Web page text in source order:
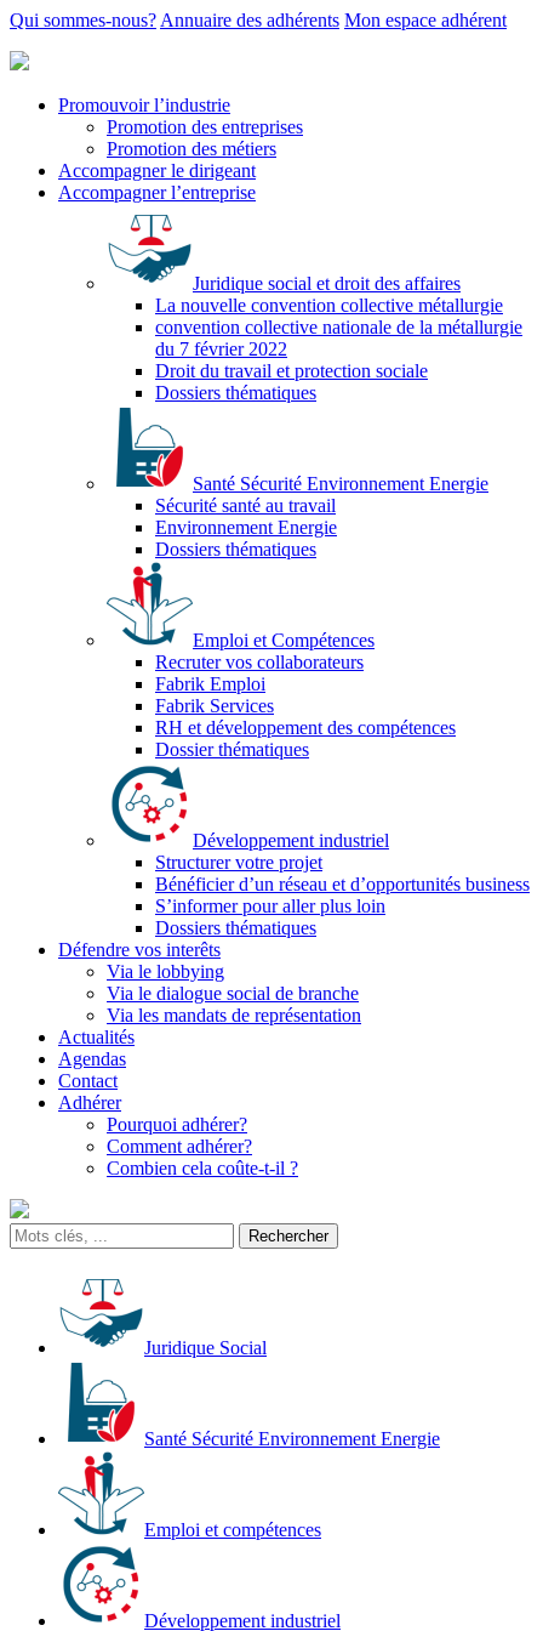
Qui sommes-nous? Annuaire des adhérents Mon espace adhérent
Promouvoir l’industrie
Promotion des entreprises
Promotion des métiers
Accompagner le dirigeant
Accompagner l’entreprise
Juridique social et droit des affaires
La nouvelle convention collective métallurgie
convention collective nationale de la métallurgie
du 7 février 2022
Droit du travail et protection sociale
Dossiers thématiques
Santé Sécurité Environnement Energie
Sécurité santé au travail
Environnement Energie
Dossiers thématiques
Emploi et Compétences
Recruter vos collaborateurs
Fabrik Emploi
Fabrik Services
RH et développement des compétences
Dossier thématiques
Développement industriel
Structurer votre projet
Bénéficier d’un réseau et d’opportunités business
S’informer pour aller plus loin
Dossiers thématiques
Défendre vos interêts
Via le lobbying
Via le dialogue social de branche
Via les mandats de représentation
Actualités
Agendas
Contact
Adhérer
Pourquoi adhérer?
Comment adhérer?
Combien cela coûte-t-il ?
Juridique Social
Santé Sécurité Environnement Energie
Emploi et compétences
Développement industriel